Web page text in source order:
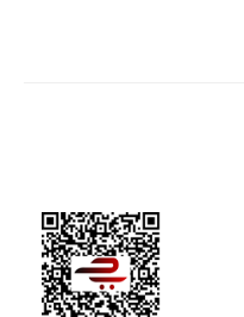
Ürün fiyatı diğer sitelerden
Bu ürüne benzer farklı